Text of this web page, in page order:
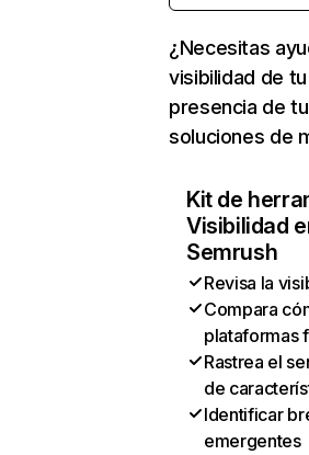
¿Necesitas
visibilidad de
presencia de
soluciones de
Kit de
Visibilidad
Semrush
Revisa la
Compara
plataformas
Rastrea el
de
Identificar
emergentes